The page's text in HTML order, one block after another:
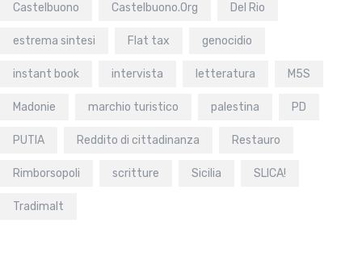
Castelbuono Castelbuono.Org Del Rio
estrema sintesi Flat tax genocidio
instant book intervista letteratura M5S
Madonie marchio turistico palestina PD
PUTIA Reddito di cittadinanza Restauro
Rimborsopoli scritture Sicilia SLICA!
Tradimalt